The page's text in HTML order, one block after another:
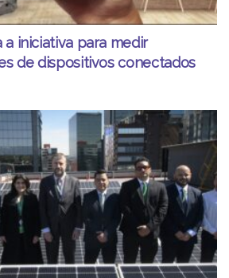
a iniciativa para medir
de dispositivos conectados